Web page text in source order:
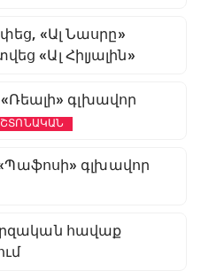
«Ալ Նասրը»
«Ալ Հիլյալին»
«Ռեալի» գլխավոր
գլխավոր
հավաք